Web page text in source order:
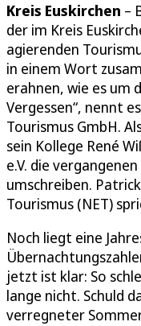
Kreis Euskirchen –
der im Kreis
agierenden
in einem Wort
erahnen, wie es um
Vergessen“, nennt
Tourismus GmbH.
sein Kollege René
e.V. die
umschreiben.
Tourismus (NET)
Noch liegt eine
jetzt ist klar: So
lange nicht. Schuld
verregneter